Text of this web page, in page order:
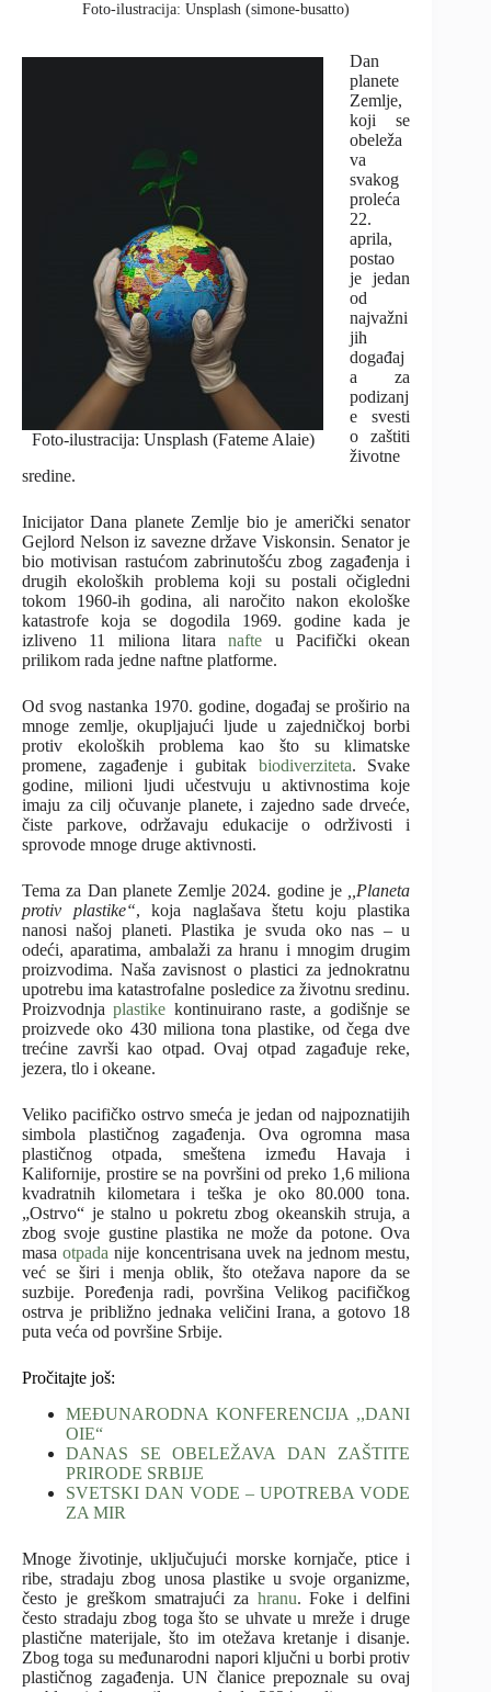
Foto-ilustracija: Unsplash (simone-busatto)
Foto-ilustracija: Unsplash (Fateme Alaie)
Dan
planete
Zemlje,
koji se
obeleža
va
svakog
proleća
22.
aprila,
postao
je jedan
od
najvažni
jih
događaj
a za
podizanj
e svesti
o zaštiti
životne
sredine.
Inicijator Dana planete Zemlje bio je američki senator
Gejlord Nelson iz savezne države Viskonsin. Senator je
bio motivisan rastućom zabrinutošću zbog zagađenja i
drugih ekoloških problema koji su postali očigledni
tokom 1960-ih godina, ali naročito nakon ekološke
katastrofe koja se dogodila 1969. godine kada je
izliveno 11 miliona litaranafte u Pacifički okean
prilikom rada jedne naftne platforme.
Od svog nastanka 1970. godine, događaj se proširio na
mnoge zemlje, okupljajući ljude u zajedničkoj borbi
protiv ekoloških problema kao što su klimatske
promene, zagađenje i gubitak biodiverziteta. Svake
godine, milioni ljudi učestvuju u aktivnostima koje
imaju za cilj očuvanje planete, i zajedno sade drveće,
čiste parkove, održavaju edukacije o održivosti i
sprovode mnoge druge aktivnosti.
Tema za Dan planete Zemlje 2024. godine je
,,Planeta
protiv plastike“, koja naglašava štetu koju plastika
nanosi našoj planeti. Plastika je svuda oko nas – u
odeći, aparatima, ambalaži za hranu i mnogim drugim
proizvodima. Naša zavisnost o plastici za jednokratnu
upotrebu ima katastrofalne posledice za životnu sredinu.
Proizvodnjaplastike kontinuirano raste, a godišnje se
proizvede oko 430 miliona tona plastike, od čega dve
trećine završi kao otpad. Ovaj otpad zagađuje reke,
jezera, tlo i okeane.
Veliko pacifičko ostrvo smeća je jedan od najpoznatijih
simbola plastičnog zagađenja. Ova ogromna masa
plastičnog otpada, smeštena između Havaja i
Kalifornije, prostire se na površini od preko 1,6 miliona
kvadratnih kilometara i teška je oko 80.000 tona.
„Ostrvo“ je stalno u pokretu zbog okeanskih struja, a
zbog svoje gustine plastika ne može da potone. Ova
masaotpada nije koncentrisana uvek na jednom mestu,
već se širi i menja oblik, što otežava napore da se
suzbije. Poređenja radi, površina Velikog pacifičkog
ostrva je približno jednaka veličini Irana, a gotovo 18
puta veća od površine Srbije.
Pročitajte još:
MEĐUNARODNA KONFERENCIJA ,,DANI
OIE“
DANAS SE OBELEŽAVA DAN ZAŠTITE
PRIRODE SRBIJE
SVETSKI DAN VODE – UPOTREBA VODE
ZA MIR
Mnoge životinje, uključujući morske kornjače, ptice i
ribe, stradaju zbog unosa plastike u svoje organizme,
često je greškom smatrajući za hranu. Foke i delfini
često stradaju zbog toga što se uhvate u mreže i druge
plastične materijale, što im otežava kretanje i disanje.
Zbog toga su međunarodni napori ključni u borbi protiv
plastičnog zagađenja. UN članice prepoznale su ovaj